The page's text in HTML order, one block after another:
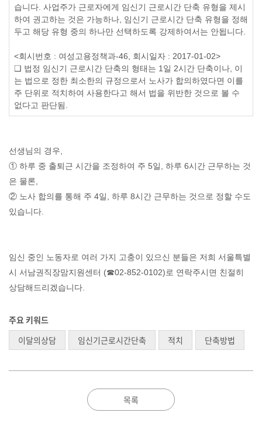
습니다 사업주가 근로자에게 임신기 근로시간 단축 유형을 제시
하여 권고하는 것은 가능하나 임신기 근로시간 단축 유형을 정해
두고 해당 유형 중의 하나만 선택하도록 강제하여서는 안됩니다
<회시번호 : 여성고용정책과-46, 회시일자 : 2017-01-02>
❑ 법정 임신기 근로시간 단축의 형태는 1 일 2시간 단축이나 이
는 법으로 정한 최소한의 규정으로서 노사가 합의하였다면 이를
주 단위로 적치하여 사용한다고 해서 법을 위반한 것으로 볼 수
없다고 판단됨
선생님의 경우
① 하루 중 출퇴근 시간을 조정하여 주 5일 하루 6시간 근무하는 것
은 물론
② 노사 합의를 통해 주 4일 하루 8시간 근무하는 것으로 정할 수도
있습니다
임신 중인 노동자로 여러 가지 고충이 있으신 분들은 저희 서울특별
시 서남권직장맘지원센터 (☎02-852-0102)로 연락주시면 친절히
상담해드리겠습니다
주요 키워드
이달의상담
임신기근로시간단축 적치 단축방법
목록